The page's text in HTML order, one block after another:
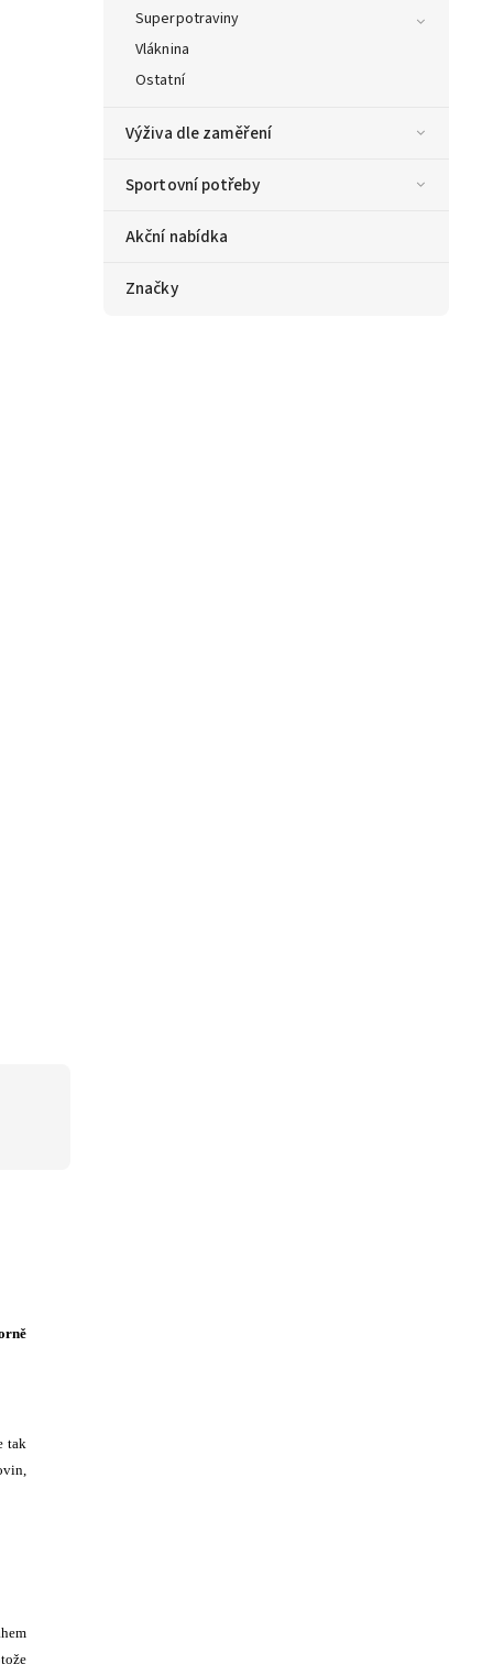
Superpotraviny
Vláknina
Ostatní
Výživa dle zaměření
Sportovní potřeby
Akční nabídka
Značky
tak